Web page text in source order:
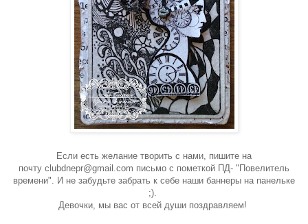
Если есть желание творить с нами, пишите на
почту clubdnepr@gmail.com письмо с пометкой ПД- "Повелитель
времени". И не забудьте забрать к себе наши баннеры на панельке
;).
Девочки, мы вас от всей души поздравляем!